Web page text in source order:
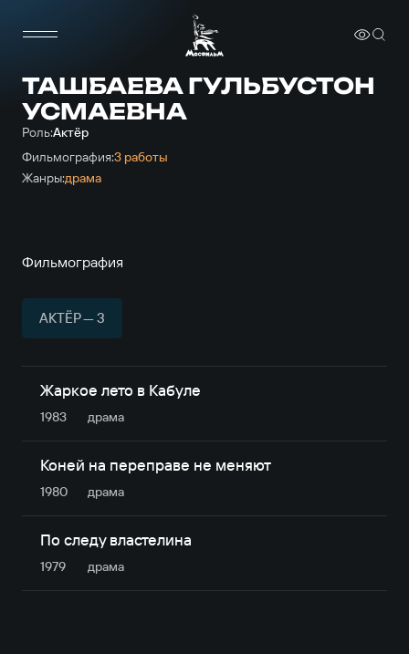
ТАШБАЕВА ГУЛЬБУСТОН
УСМАЕВНА
Роль:Актёр
Фильмография:3 работы
Жанры:драма
Фильмография
АКТЁР — 3
Жаркое лето в Кабуле
1983 драма
Коней на переправе не меняют
1980 драма
По следу властелина
1979 драма